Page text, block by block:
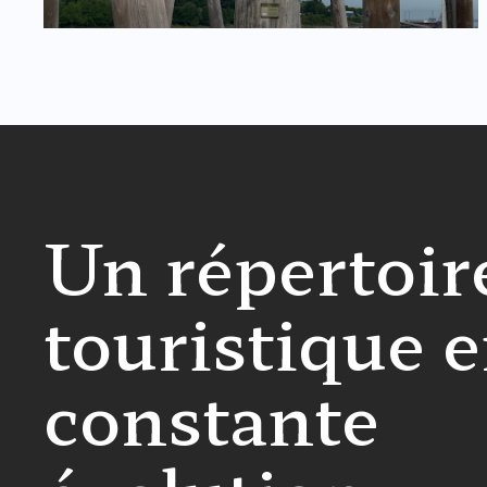
Un
touristique
constante